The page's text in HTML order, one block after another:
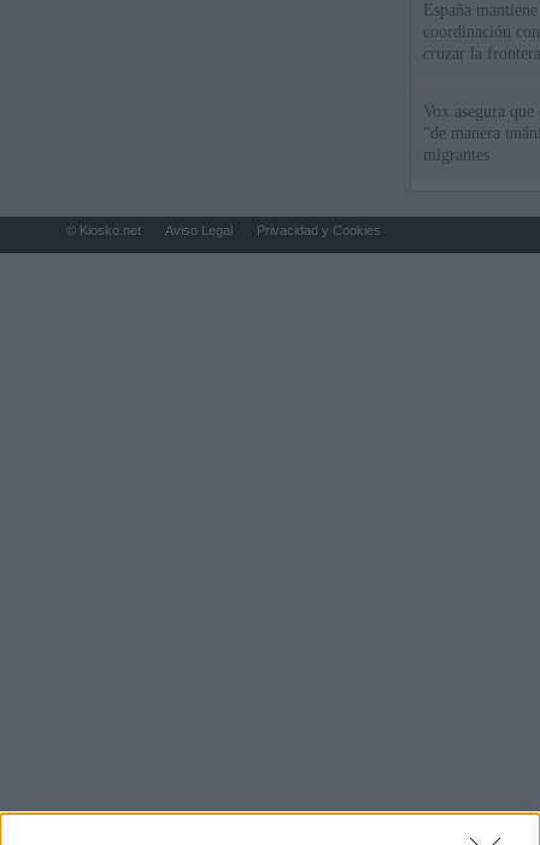
España
coordinación
cruzar la
Vox asegura
“de manera
migrantes
© Kiosko.net Aviso Legal Privacidad y Cookies